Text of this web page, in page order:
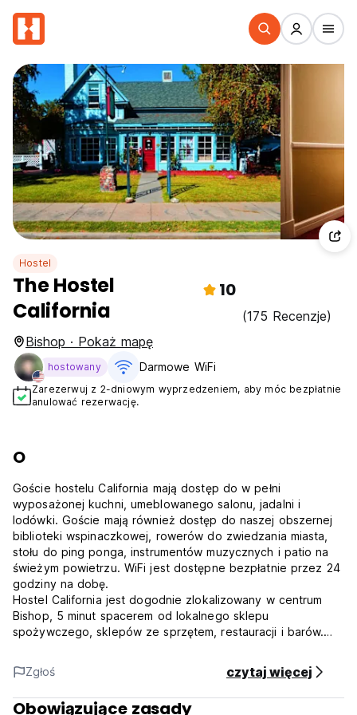
Hostel
The Hostel
California
10
(175 Recenzje)
Bishop · Pokaż mapę
hostowany Darmowe WiFi
Zarezerwuj z 2-dniowym wyprzedzeniem, aby móc bezpłatnie
anulować rezerwację.
O
Goście hostelu California mają dostęp do w pełni
wyposażonej kuchni, umeblowanego salonu, jadalni i
lodówki. Goście mają również dostęp do naszej obszernej
biblioteki wspinaczkowej, rowerów do zwiedzania miasta,
stołu do ping ponga, instrumentów muzycznych i patio na
świeżym powietrzu. WiFi jest dostępne bezpłatnie przez 24
godziny na dobę.
Hostel California jest dogodnie zlokalizowany w centrum
Bishop, 5 minut spacerem od lokalnego sklepu
spożywczego, sklepów ze sprzętem, restauracji i barów.
światowej klasy miejsc turystycznych, wędkarskich i
wspinaczkowych, w tym Buttermilks, Owens River Gorge i
Lake Sabrina, a także kilku punktów dostępu do Eastern
Sierra.
Zgłoś czytaj więcej
Obowiązujące zasady